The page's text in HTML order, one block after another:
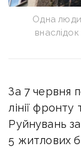
Одна
За 7 червня
лінії
Руйнувань
5 житлових